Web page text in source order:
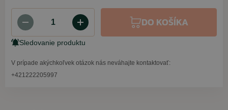
DO KOŠÍKA
Sledovanie produktu
V prípade akýchkoľvek otázok nás neváhajte kontaktovať:
+421222205997